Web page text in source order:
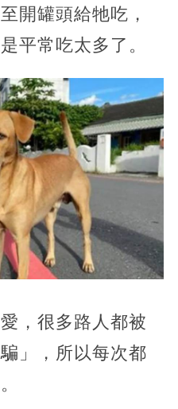
開罐頭給牠吃，
平常吃太多了。
，很多路人都被
」，所以每次都